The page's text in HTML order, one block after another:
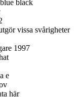
black
vissa svårigheter
1997
e
här